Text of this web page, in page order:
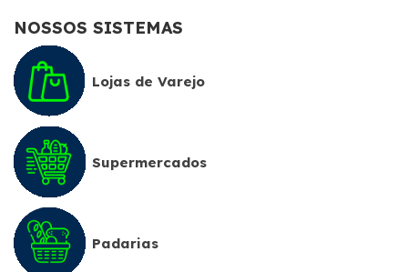
NOSSOS SISTEMAS
Lojas de Varejo
Supermercados
Padarias